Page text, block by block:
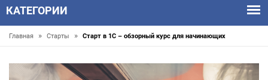
КАТЕГОРИИ
Главная » Старты » Старт в 1С – обзорный курс для начинающих